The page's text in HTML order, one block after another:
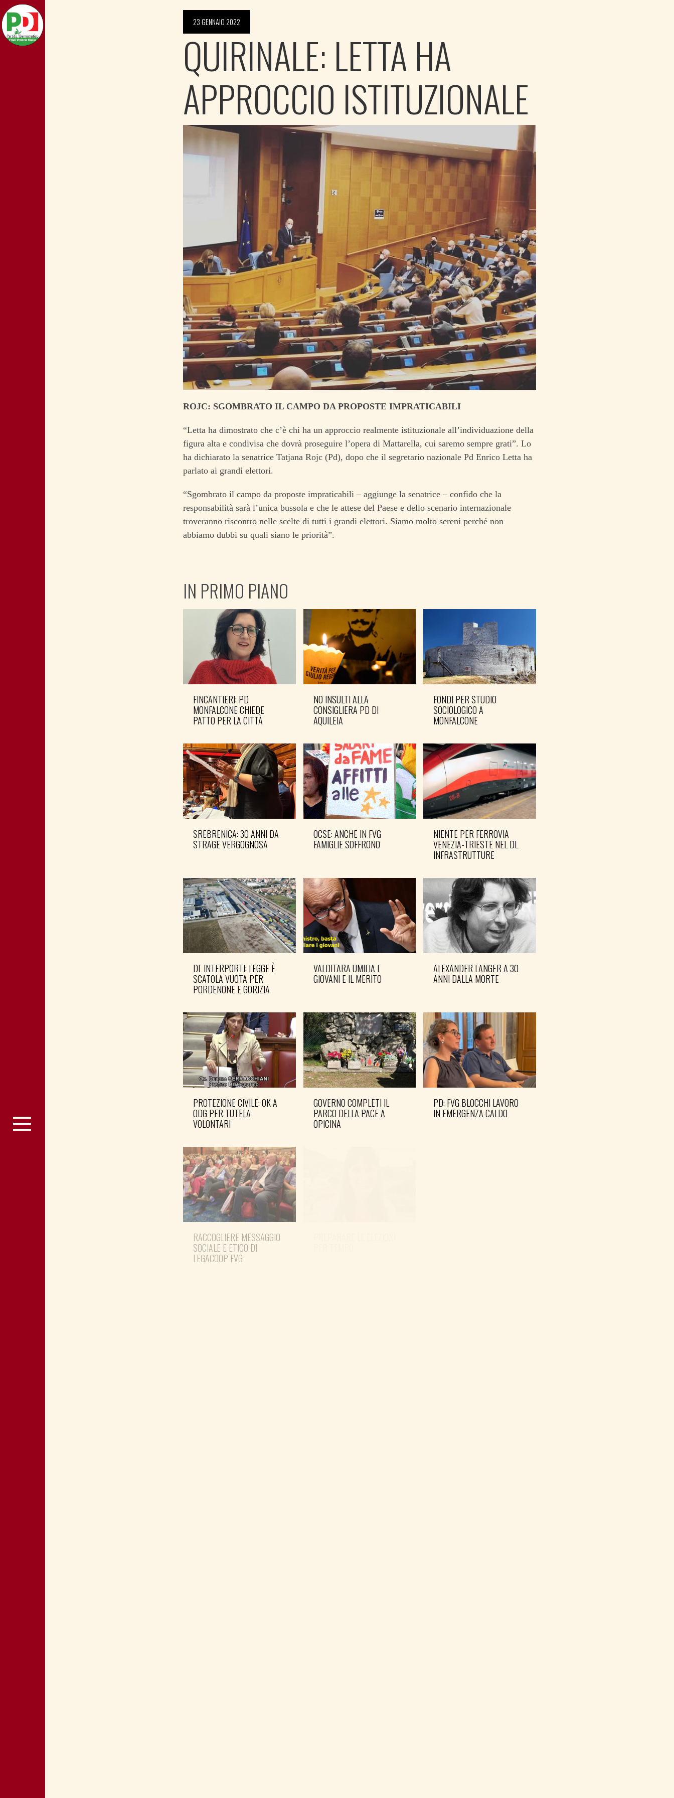
23 GENNAIO 2022
QUIRINALE: LETTA HA
APPROCCIO ISTITUZIONALE
ROJC: SGOMBRATO IL CAMPO DA PROPOSTE IMPRATICABILI
“Letta ha dimostrato che c’è chi ha un approccio realmente istituzionale all’individuazione della
figura alta e condivisa che dovrà proseguire l’opera di Mattarella, cui saremo sempre grati”. Lo
ha dichiarato la senatrice Tatjana Rojc (Pd), dopo che il segretario nazionale Pd Enrico Letta ha
parlato ai grandi elettori.
“Sgombrato il campo da proposte impraticabili – aggiunge la senatrice – confido che la
responsabilità sarà l’unica bussola e che le attese del Paese e dello scenario internazionale
troveranno riscontro nelle scelte di tutti i grandi elettori. Siamo molto sereni perché non
abbiamo dubbi su quali siano le priorità”.
IN PRIMO PIANO
FINCANTIERI: PD
MONFALCONE CHIEDE
PATTO PER LA CITTÀ
NO INSULTI ALLA
CONSIGLIERA PD DI
AQUILEIA
FONDI PER STUDIO
SOCIOLOGICO A
MONFALCONE
SREBRENICA: 30 ANNI DA
STRAGE VERGOGNOSA
OCSE: ANCHE IN FVG
FAMIGLIE SOFFRONO
NIENTE PER FERROVIA
VENEZIA-TRIESTE NEL DL
INFRASTRUTTURE
DL INTERPORTI: LEGGE È
SCATOLA VUOTA PER
PORDENONE E GORIZIA
VALDITARA UMILIA I
GIOVANI E IL MERITO
ALEXANDER LANGER A 30
ANNI DALLA MORTE
PROTEZIONE CIVILE: OK A
ODG PER TUTELA
VOLONTARI
GOVERNO COMPLETI IL
PARCO DELLA PACE A
OPICINA
PD: FVG BLOCCHI LAVORO
IN EMERGENZA CALDO
RACCOGLIERE MESSAGGIO
SOCIALE E ETICO DI
LEGACOOP FVG